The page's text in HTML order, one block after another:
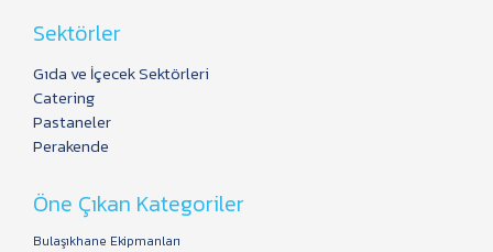
Sektörler
Gıda ve İçecek Sektörleri
Catering
Pastaneler
Perakende
Öne Çıkan Kategoriler
Bulaşıkhane Ekipmanları